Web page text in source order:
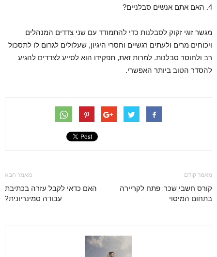
4. האם אתם אנשים סבלניים?
מגשר זוגי זקוק לסבלנות כדי להתמודד עם שני צדדים המנהלים
ויכוחים מרים ולעתים רגשיים וחסרי היגיון, שעלולים לגרום לו לתסכול
רב ולחוסר סבלנות. למרות זאת, תפקידו הוא לסייע לצדדים להגיע
להסדר הטוב ביותר האפשרי.
מאמר קודם
קורס חשבי שכר: פתח לקריירה
בתחום המיסוי
מאמר הבא
האם כדאי לקבל עזרה בכתיבת
עבודה סמינריונית?